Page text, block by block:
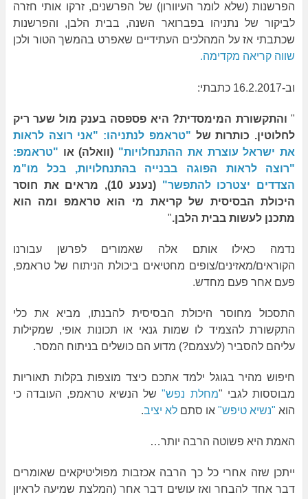
הפרשנות (שלא לומר העיוורון) של הפרשנים, זרקו אותי חזרה
לביקור של נתניהו בפברואר השנה, בבית הלבן, והפרשנות
שכתבתי אז על המהלכים העתידיים שאפרט בהמשך הטור ולכן
שווה קריאה מקדימה.
וב-16.2.2017 כתבתי:
" והתקשורת המימסדית? היא פספסה בענק מול שער ריק
לחלוטין. כותרות של "טראמפ לנתניהו: "אני רוצה לראות
את ישראל עוצרת את ההתנחלויות" (וואלה) או "טראמפ:
"רוצה לראות הפוגה בבנייה בהתנחלויות, בכל מו"מ
הצדדים יצטרכו להתפשר"
(נענע 10), מראים את חוסר
היכולת הבסיסית של קריאת מי הוא טראמפ ומה הוא
מתכנן לעשות בבית הלבן."
נדמה כאילו אותם אלה שאמורים לפרשן עבורנו
הקוראים/מאזינים/צופים מחטיאים ביכולת הניתוח של טראמפ,
פעם אחר פעם מחדש.
התסכול מחוסר היכולת הבסיסית להבנתו, מביא את כלי
התקשורת להצמיד לו שמות גנאי או תכונות אופי, שמקילות
עליהם להסביר (לעצמם?) מדוע הם כושלים בניתוח המסר.
חיפוש מהיר בגוגל ילמד אתכם כיצד מוצפות בקלות תאוריות
מבוססות לגבי "מחלת נפש"של הנשיא טראמפ, העובדה כי
הוא "נשיא טיפש"או סתם לא יציב.
האמת היא פשוטה הרבה יותר…
ייתכן שזה אחרי כל כך הרבה אכזבות מפוליטיקאים שאומרים
דבר אחד להבחר ואז עושים דבר אחר (המלצת שמיעה לראיון